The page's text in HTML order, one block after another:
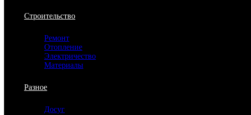
Строительство
Ремонт
Отопление
Электричество
Материалы
Разное
Досуг